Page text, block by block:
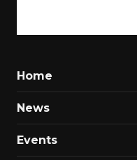
Home
News
Events